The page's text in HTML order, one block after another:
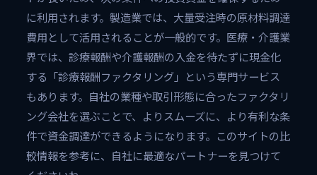
に利用されます。製造業では、大量受注時の原材料調達
費用として活用されることが一般的です。医療・介護業
界では、診療報酬や介護報酬の入金を待たずに現金化
する「診療報酬ファクタリング」という専門サービス
もあります。自社の業種や取引形態に合ったファクタリ
ング会社を選ぶことで、よりスムーズに、より有利な条
件で資金調達ができるようになります。このサイトの比
較情報を参考に、自社に最適なパートナーを見つけて